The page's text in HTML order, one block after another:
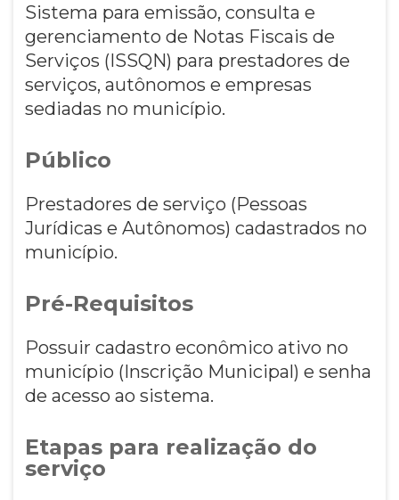
Sistema para emissão, consulta e
gerenciamento de Notas Fiscais de
Serviços (ISSQN) para prestadores de
serviços, autônomos e empresas
sediadas no município.
Público
Prestadores de serviço (Pessoas
Jurídicas e Autônomos) cadastrados no
município.
Pré-Requisitos
Possuir cadastro econômico ativo no
município (Inscrição Municipal) e senha
de acesso ao sistema.
Etapas para realização do
serviço